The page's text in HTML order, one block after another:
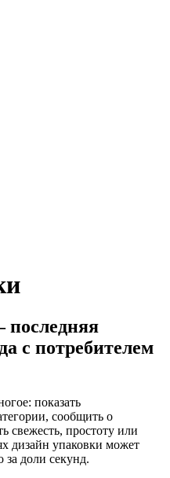
последняя
с потребителем
показать
сообщить о
свежесть, простоту или
дизайн упаковки может
за доли секунд.